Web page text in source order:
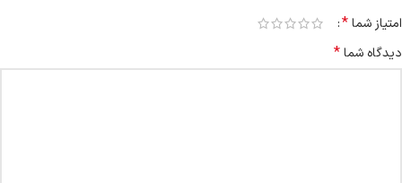
امتیاز شما*
دیدگاه شما*